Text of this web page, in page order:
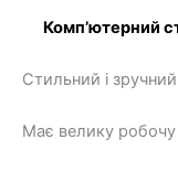
Комп’ютерний
Стильний і
Має велику